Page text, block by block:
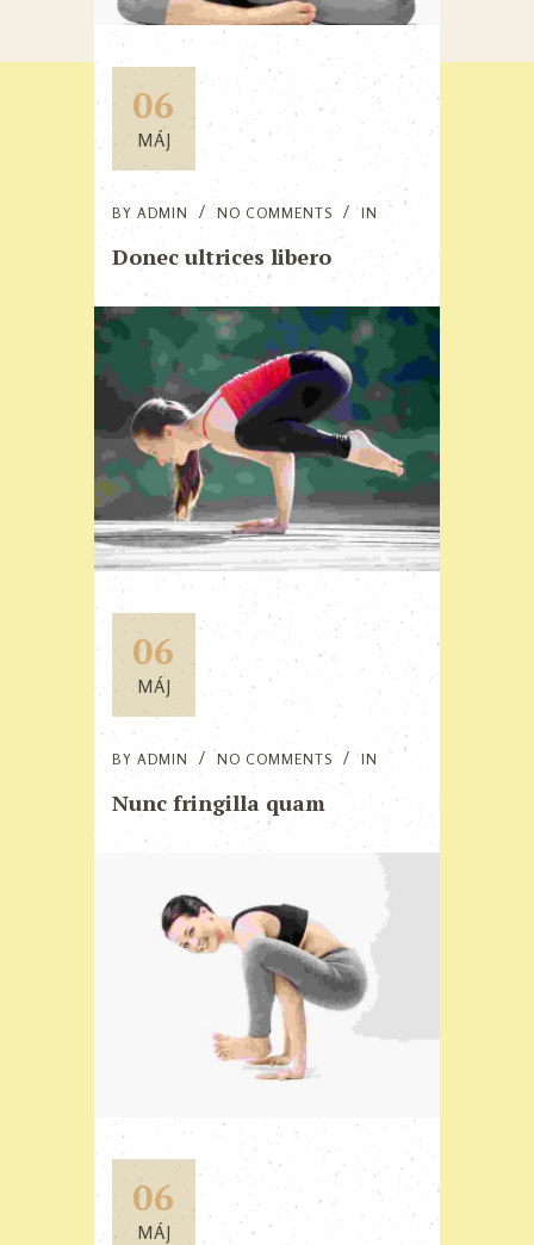
06
MÁJ
BY ADMIN NO COMMENTS IN
Donec ultrices libero
06
MÁJ
BY ADMIN NO COMMENTS IN
Nunc fringilla quam
06
MÁJ